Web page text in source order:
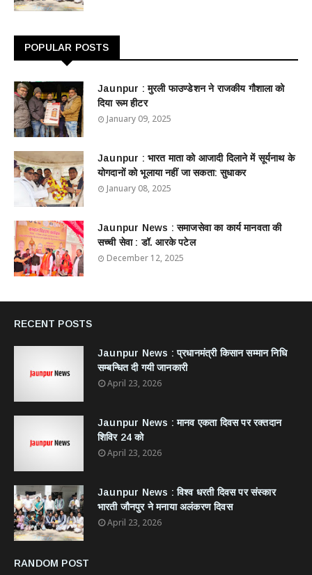
POPULAR POSTS
Jaunpur : ​मुरली फाउण्डेशन ने राजकीय गौशाला को
दिया रूम हीटर
January 09, 2025
Jaunpur : ​भारत माता को आजादी दिलाने में सूर्यनाथ के
योगदानों को भूलाया नहीं जा सकता: सुधाकर
January 08, 2025
Jaunpur News : ​समाजसेवा का कार्य मानवता की
सच्ची सेवा : डॉ. आरके पटेल
December 12, 2025
RECENT POSTS
Jaunpur News : ​प्रधानमंत्री किसान सम्मान निधि
सम्बन्धित दी गयी जानकारी
April 23, 2026
Jaunpur News : ​मानव एकता दिवस पर रक्तदान
शिविर 24 को
April 23, 2026
Jaunpur News : विश्व धरती दिवस पर संस्कार
भारती जौनपुर ने मनाया अलंकरण दिवस
April 23, 2026
RANDOM POST